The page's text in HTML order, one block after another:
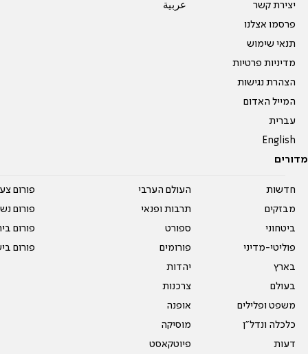
יצירת קשר
פרסמו אצלנו
תנאי שימוש
מדיניות פרטיות
הצהרת נגישות
המייל האדום
עברית
English
عربية
מדורים
חדשות
מבזקים
ביטחוני
פוליטי-מדיני
בארץ
בעולם
משפט ופלילים
כלכלה ונדל"ן
דעות
העולם הערבי
תרבות ופנאי
ספורט
פורומים
יהדות
צרכנות
אופנה
מוסיקה
פיוטקאסט
פורום
פורום
פורום
פורום